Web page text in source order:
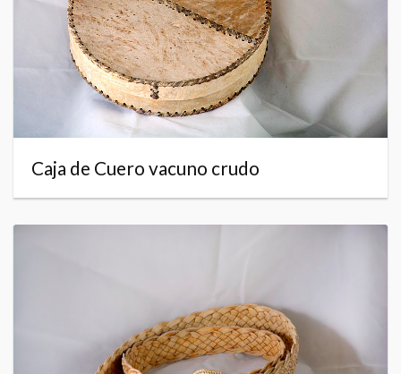
Caja de Cuero vacuno crudo